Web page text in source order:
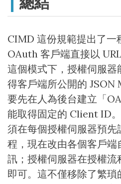
CIMD 這份規範提出了一
OAuth 客戶端直接以
這個模式下，授權伺服器
得客戶端所公開的
要先在人為後台建立「
能取得固定的 Client ID
須在每個授權伺服器預
程，現在改由各個客戶端
訊；授權伺服器在授權流
即可。這不僅移除了繁